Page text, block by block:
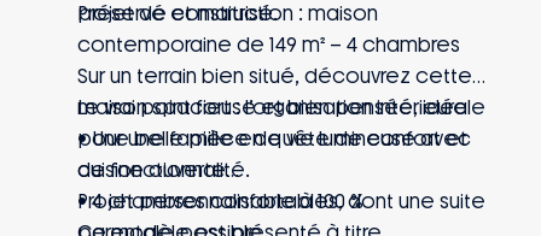
préservé et maitrisé.
Projet de construction : maison
contemporaine de 149 m² – 4 chambres
Sur un terrain bien situé, découvrez cette
maison spacieuse et bien pensée, idéale
pour une famille en quête de confort et
de fonctionnalité.
Le vrai point fort : l’organisation intérieure
• Une belle pièce de vie lumineuse avec
cuisine ouverte
• 4 chambres confortables, dont une suite
Projet personnalisable à 100 %